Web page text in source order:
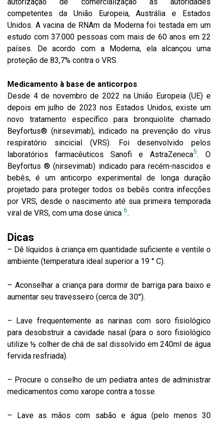
competentes da União Europeia, Austrália e Estados
Unidos. A vacina de RNAm da Moderna foi testada em um
estudo com 37.000 pessoas com mais de 60 anos em 22
países. De acordo com a Moderna, ela alcançou uma
proteção de 83,7% contra o VRS.
Medicamento à base de anticorpos
Desde 4 de novembro de 2022 na União Europeia (UE) e
depois em julho de 2023 nos Estados Unidos, existe um
novo tratamento específico para bronquiolite chamado
Beyfortus® (nirsevimab), indicado na prevenção do vírus
respiratório sincicial (VRS). Foi desenvolvido pelos
laboratórios farmacêuticos Sanofi e AstraZeneca5. O
Beyfortus ® (nirsevimab) indicado para recém-nascidos e
bebês, é um anticorpo experimental de longa duração
projetado para proteger todos os bebês contra infecções
por VRS, desde o nascimento até sua primeira temporada
viral de VRS, com uma dose única 6.
Dicas
– Dê líquidos à criança em quantidade suficiente e ventile o
ambiente (temperatura ideal superior a 19 ° C).
– Aconselhar a criança para dormir de barriga para baixo e
aumentar seu travesseiro (cerca de 30°).
– Lave frequentemente as narinas com soro fisiológico
para desobstruir a cavidade nasal (para o soro fisiológico
utilize ½ colher de chá de sal dissolvido em 240ml de água
fervida resfriada).
– Procure o conselho de um pediatra antes de administrar
medicamentos como xarope contra a tosse.
– Lave as mãos com sabão e água (pelo menos 30